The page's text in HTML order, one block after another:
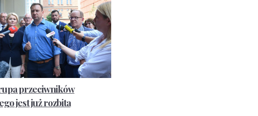
przeciwników
jest już rozbita